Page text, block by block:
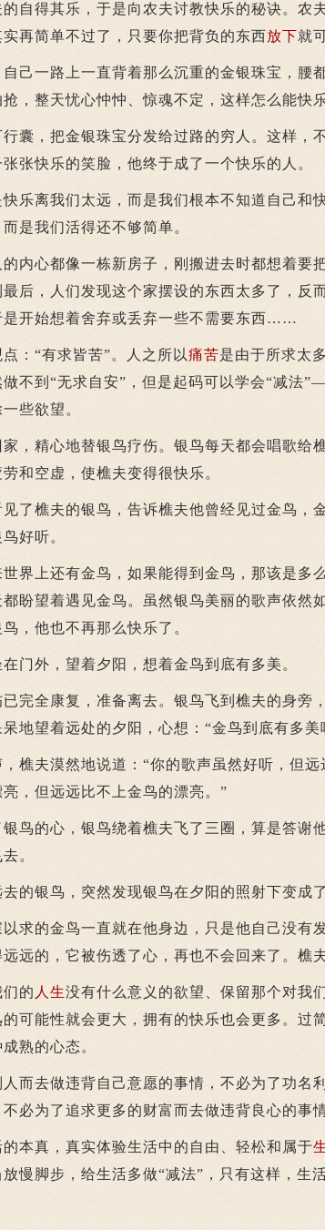
自得其乐，于是向农夫讨教快乐的秘诀。农
再简单不过了，只要你把背负的东西放下就
一路上一直背着那么沉重的金银珠宝，腰
，整天忧心忡忡、惊魂不定，这样怎么能快
，把金银珠宝分发给过路的穷人。这样，
张快乐的笑脸，他终于成了一个快乐的人。
离我们太远，而是我们根本不知道自己和快
是我们活得还不够简单。
心都像一栋新房子，刚搬进去时都想着要
后，人们发现这个家摆设的东西太多了，反
是开始想着舍弃或丢弃一些不需要东西……
：“有求皆苦”。人之所以痛苦是由于所求太
做不到“无求自安”，但是起码可以学会“减法
些欲望。
精心地替银鸟疗伤。银鸟每天都会唱歌给
和空虚，使樵夫变得很快乐。
樵夫的银鸟，告诉樵夫他曾经见过金鸟，
好听。
上还有金鸟，如果能得到金鸟，那该是多
盼望着遇见金鸟。虽然银鸟美丽的歌声依然
，他也不再那么快乐了。
外，望着夕阳，想着金鸟到底有多美。
全康复，准备离去。银鸟飞到樵夫的身旁
地望着远处的夕阳，心想：“金鸟到底有多美
夫漠然地说道：“你的歌声虽然好听，但远
，但远远比不上金鸟的漂亮。”
的心，银鸟绕着樵夫飞了三圈，算是答谢
。
银鸟，突然发现银鸟在夕阳的照射下变成了
的金鸟一直就在他身边，只是他自己没有
远的，它被伤透了心，再也不会回来了。樵
的 人生没有什么意义的欲望、保留那个对我
可能性就会更大，拥有的快乐也会更多。过
熟的心态。
去做违背自己意愿的事情，不必为了功名
不必为了追求更多的财富而去做违背良心的
真，真实体验生活中的自由、轻松和属于
慢脚步，给生活多做“减法”，只有这样，生